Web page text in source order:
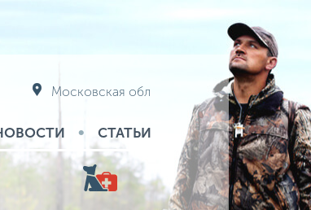
Московская обл
СТАТЬИ